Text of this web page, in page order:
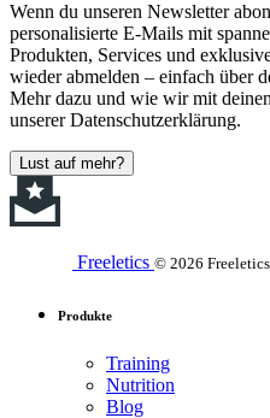
Wenn du unseren Newsletter
personalisierte E-Mails mit
Produkten, Services und
wieder abmelden – einfach über
Mehr dazu und wie wir mit
unserer Datenschutzerklärung.
Lust auf mehr?
Freeletics © 2026
Produkte
Training
Nutrition
Blog